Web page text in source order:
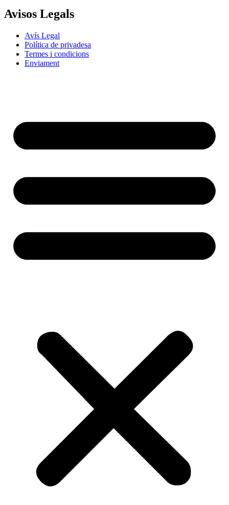
Avisos Legals
Avís Legal
Política de privadesa
Termes i condicions
Enviament